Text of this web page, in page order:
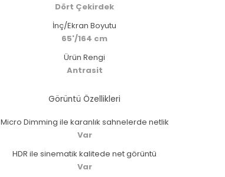
Dört Çekirdek
İnç/Ekran Boyutu
65'/164 cm
Ürün Rengi
Antrasit
Görüntü Özellikleri
Micro Dimming ile karanlık sahnelerde netlik
Var
HDR ile sinematik kalitede net görüntü
Var